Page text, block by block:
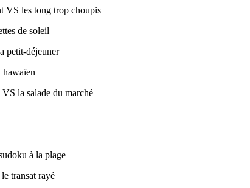
VS les tong trop choupis
de soleil
petit-déjeuner
la salade du marché
à la plage
transat rayé